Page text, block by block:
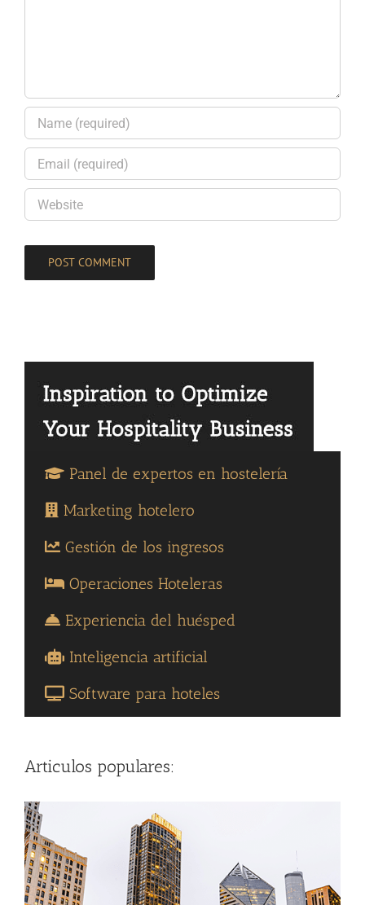
Panel de expertos en hostelería
Marketing hotelero
Gestión de los ingresos
Operaciones Hoteleras
Experiencia del huésped
Inteligencia artificial
Software para hoteles
Articulos populares: